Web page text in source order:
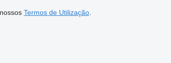
Termos de Utilização.